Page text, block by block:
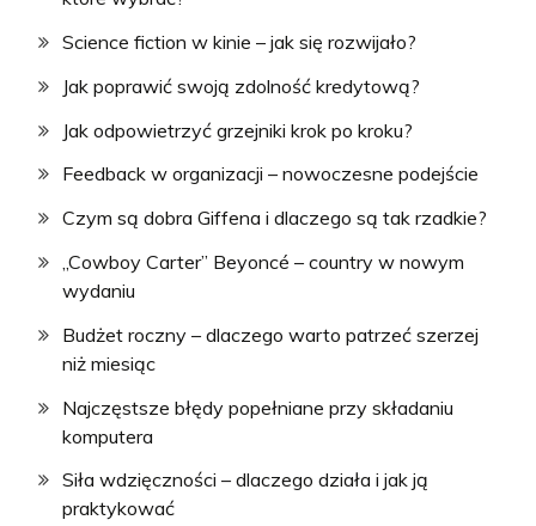
Science fiction w kinie – jak się rozwijało?
Jak poprawić swoją zdolność kredytową?
Jak odpowietrzyć grzejniki krok po kroku?
Feedback w organizacji – nowoczesne podejście
Czym są dobra Giffena i dlaczego są tak rzadkie?
„Cowboy Carter” Beyoncé – country w nowym
wydaniu
Budżet roczny – dlaczego warto patrzeć szerzej
niż miesiąc
Najczęstsze błędy popełniane przy składaniu
komputera
Siła wdzięczności – dlaczego działa i jak ją
praktykować